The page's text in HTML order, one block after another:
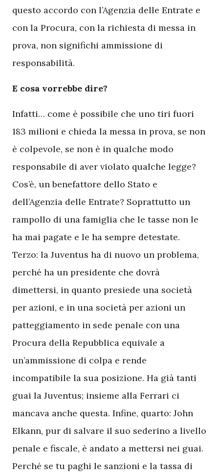
questo accordo con l’Agenzia delle Entrate e
con la Procura, con la richiesta di messa in
prova, non significhi ammissione di
responsabilità.
E cosa vorrebbe dire?
Infatti… come è possibile che uno tiri fuori
183 milioni e chieda la messa in prova, se non
è colpevole, se non è in qualche modo
responsabile di aver violato qualche legge?
Cos’è, un benefattore dello Stato e
dell’Agenzia delle Entrate? Soprattutto un
rampollo di una famiglia che le tasse non le
ha mai pagate e le ha sempre detestate.
Terzo: la Juventus ha di nuovo un problema,
perché ha un presidente che dovrà
dimettersi, in quanto presiede una società
per azioni, e in una società per azioni un
patteggiamento in sede penale con una
Procura della Repubblica equivale a
un’ammissione di colpa e rende
incompatibile la sua posizione. Ha già tanti
guai la Juventus; insieme alla Ferrari ci
mancava anche questa. Infine, quarto: John
Elkann, pur di salvare il suo sederino a livello
penale e fiscale, è andato a mettersi nei guai.
Perché se tu paghi le sanzioni e la tassa di